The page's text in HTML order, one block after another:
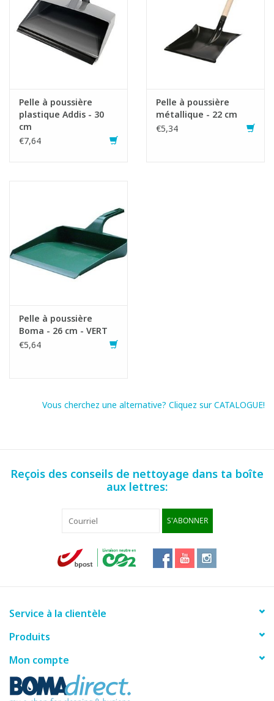
Pelle à poussière
plastique Addis - 30
cm
€7,64
Pelle à poussière
métallique - 22 cm
€5,34
Pelle à poussière
Boma - 26 cm - VERT
€5,64
Vous cherchez une alternative? Cliquez sur CATALOGUE!
Reçois des conseils de nettoyage dans ta boîte
aux lettres:
S'ABONNER
Service à la clientèle
Produits
Mon compte